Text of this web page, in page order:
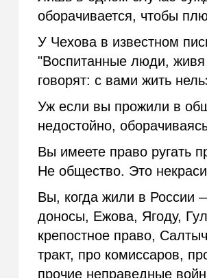
оборачивается, чтобы
У Чехова в известном
"Воспитанные люди, живя
говорят: с вами жить
Уж если вы прожили в
недостойно,
Вы имеете право ругать
Не общество. Это
Вы, когда жили в России
доносы, Ежова, Ягоду,
крепостное право,
тракт, про комиссаров,
прочие неправедные